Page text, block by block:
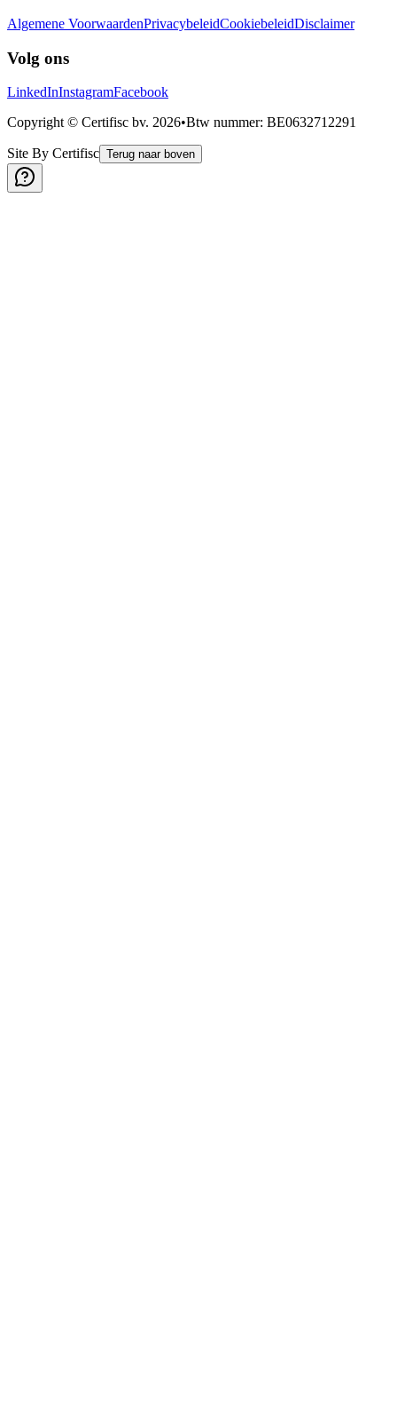
Algemene VoorwaardenPrivacybeleidCookiebeleidDisclaimer
Volg ons
LinkedInInstagramFacebook
Copyright © Certifisc bv. 2026•Btw nummer: BE0632712291
Site By Certifisc Terug naar boven